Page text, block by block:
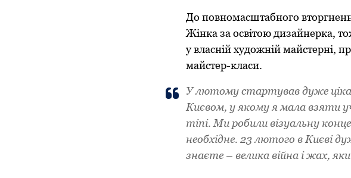
До повномасштабного
Жінка за освітою дизайнерка,
у власній художній майстерні,
майстер-класи.
У лютому стартував дуже
Києвом, у якому я мала взяти
тіпі. Ми робили візуальну
необхідне. 23 лютого в Києві
знаєте – велика війна і жах,